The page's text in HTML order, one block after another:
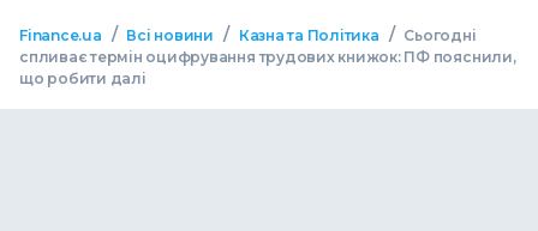
Finance.ua / Всі новини / Казна та Політика / Сьогодні
спливає термін оцифрування трудових книжок: ПФ пояснили,
що робити далі